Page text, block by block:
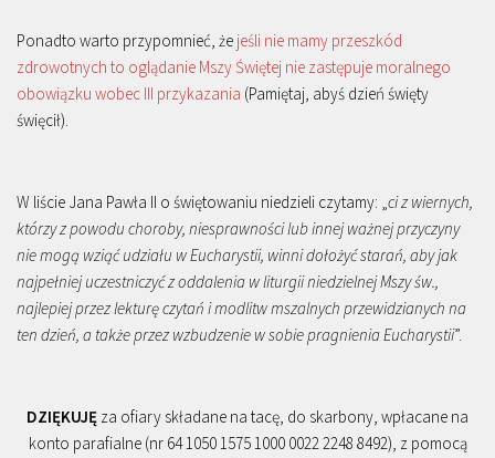
Ponadto warto przypomnieć, że jeśli nie mamy przeszkód
zdrowotnych to oglądanie Mszy Świętej nie zastępuje moralnego
obowiązku wobec III przykazania (Pamiętaj, abyś dzień święty
święcił).
W liście Jana Pawła II o świętowaniu niedzieli czytamy: „ci z wiernych,
którzy z powodu choroby, niesprawności lub innej ważnej przyczyny
nie mogą wziąć udziału w Eucharystii, winni dołożyć starań, aby jak
najpełniej uczestniczyć z oddalenia w liturgii niedzielnej Mszy św.,
najlepiej przez lekturę czytań i modlitw mszalnych przewidzianych na
ten dzień, a także przez wzbudzenie w sobie pragnienia Eucharystii”.
DZIĘKUJĘ za ofiary składane na tacę, do skarbony, wpłacane na
konto parafialne (nr 64 1050 1575 1000 0022 2248 8492), z pomocą